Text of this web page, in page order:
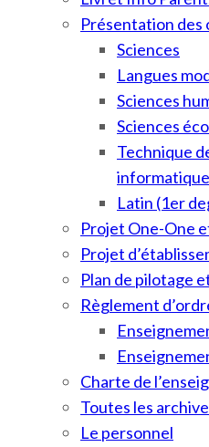
Présentation des
Sciences
Langues
Sciences
Sciences
Technique
informatique
Latin (1er
Projet One-One
Projet
Plan de pilotage
Règlement
Charte de
Toutes les
Le personnel